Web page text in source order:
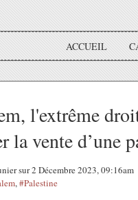
ACCUEIL
l'extrême
la vente d’une
sur 2 Décembre 2023, 09:16am
,#Palestine